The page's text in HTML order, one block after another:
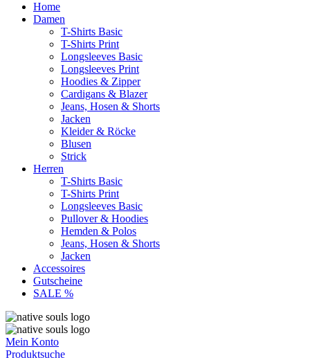
Home
Damen
T-Shirts Basic
T-Shirts Print
Longsleeves Basic
Longsleeves Print
Hoodies & Zipper
Cardigans & Blazer
Jeans, Hosen & Shorts
Jacken
Kleider & Röcke
Blusen
Strick
Herren
T-Shirts Basic
T-Shirts Print
Longsleeves Basic
Pullover & Hoodies
Hemden & Polos
Jeans, Hosen & Shorts
Jacken
Accessoires
Gutscheine
SALE %
Mein Konto
Produktsuche